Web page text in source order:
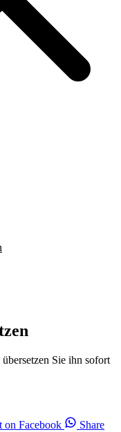
Sie ihn sofort
on Facebook
Share